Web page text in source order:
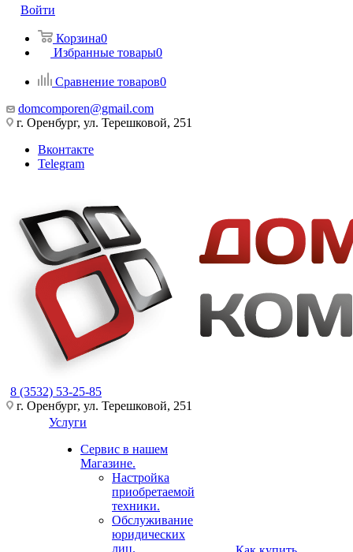
Войти
Корзина0
Избранные товары0
Сравнение товаров0
domcomporen@gmail.com
г. Оренбург, ул. Терешковой, 251
Вконтакте
Telegram
8 (3532) 53-25-85
г. Оренбург, ул. Терешковой, 251
Услуги
Сервис в нашем
Магазине.
Настройка
приобретаемой
техники.
Обслуживание
юридических
лиц.